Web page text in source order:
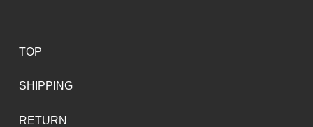
TOP
SHIPPING
RETURN